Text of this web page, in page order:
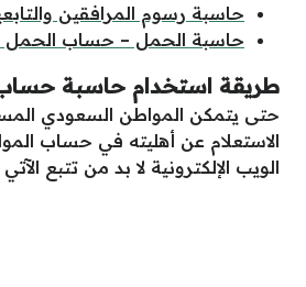
حاسبة رسوم المرافقين
حاسبة الحمل – حساب الحمل
طريقة استخدام حاسبة
حتى يتمكن المواطن السعودي
الاستعلام عن أهليته في حساب
الويب الإلكترونية لا بد من تتبع